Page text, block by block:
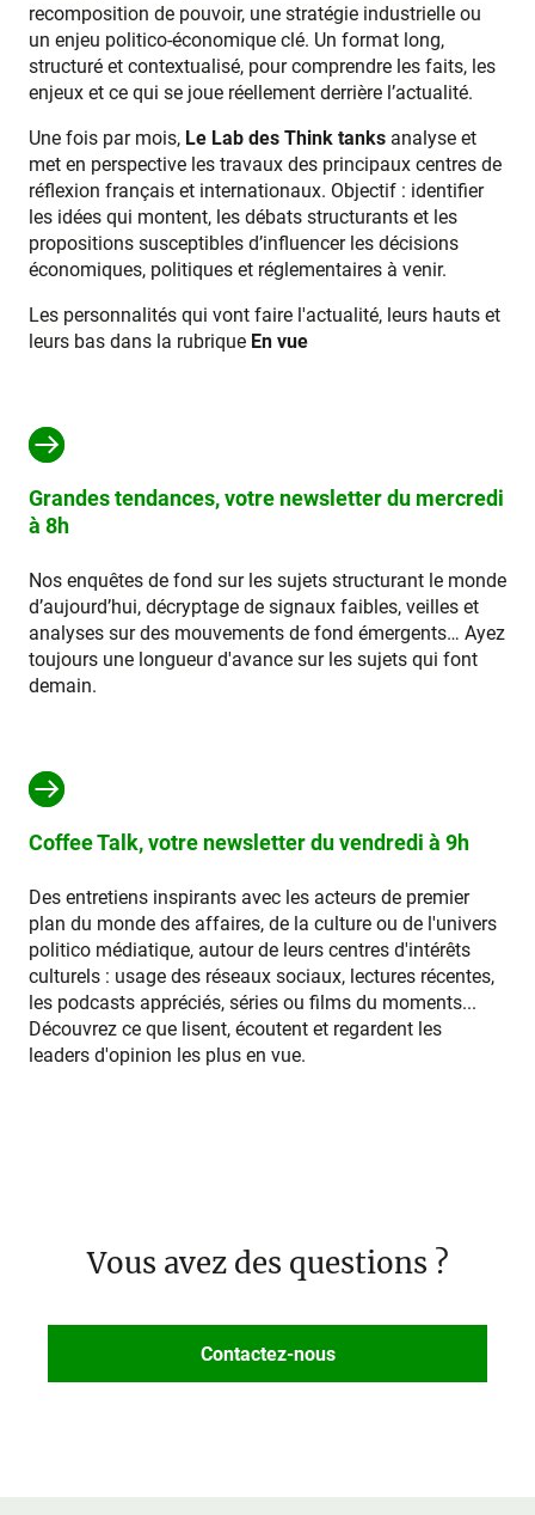
recomposition de pouvoir, une stratégie industrielle ou
un enjeu politico-économique clé. Un format long,
structuré et contextualisé, pour comprendre les faits, les
enjeux et ce qui se joue réellement derrière l’actualité.
Une fois par mois, Le Lab des Think tanks analyse et
met en perspective les travaux des principaux centres de
réflexion français et internationaux. Objectif : identifier
les idées qui montent, les débats structurants et les
propositions susceptibles d’influencer les décisions
économiques, politiques et réglementaires à venir.
Les personnalités qui vont faire l'actualité, leurs hauts et
leurs bas dans la rubrique En vue
Grandes tendances, votre newsletter du mercredi
à 8h
Nos enquêtes de fond sur les sujets structurant le monde
d’aujourd’hui, décryptage de signaux faibles, veilles et
analyses sur des mouvements de fond émergents… Ayez
toujours une longueur d'avance sur les sujets qui font
demain.
Coffee Talk, votre newsletter du vendredi à 9h
Des entretiens inspirants avec les acteurs de premier
plan du monde des affaires, de la culture ou de l'univers
politico médiatique, autour de leurs centres d'intérêts
culturels : usage des réseaux sociaux, lectures récentes,
les podcasts appréciés, séries ou films du moments...
Découvrez ce que lisent, écoutent et regardent les
leaders d'opinion les plus en vue.
Vous avez des questions ?
Contactez-nous